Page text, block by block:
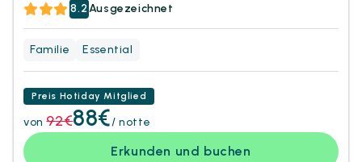
8.2Ausgezeichnet
Familie Essential
Preis Hotiday Mitglied
von 92€88€/ notte
Erkunden und buchen